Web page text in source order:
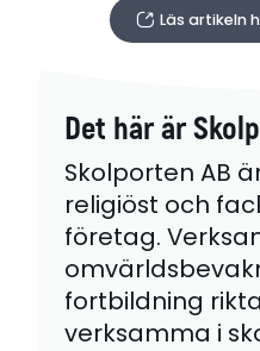
Läs artikeln
Det här är
Skolporten AB
religiöst och
företag.
fortbildning
verksamma i